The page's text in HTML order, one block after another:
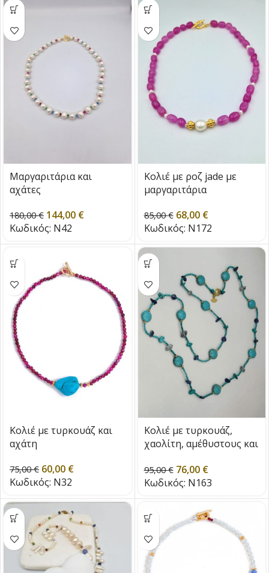
Μαργαριτάρια και
αχάτες
180,00€ 144,00 €
Κωδικός: N42
Κολιέ με ροζ jade με
μαργαριτάρια
85,00€ 68,00 €
Κωδικός: N172
Κολιέ με τυρκουάζ και
αχάτη
75,00€ 60,00 €
Κωδικός: N32
Κολιέ με τυρκουάζ,
χαολίτη, αμέθυστους και
95,00€ 76,00 €
Κωδικός: N163